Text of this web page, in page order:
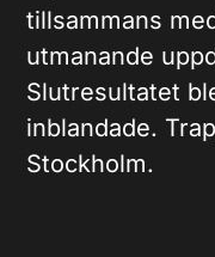
tillsammans
utmanande
Slutresultatet
inblandade.
Stockholm.